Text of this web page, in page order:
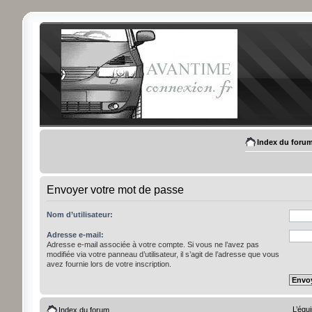
Index du
Envoyer votre mot de passe
Nom d’utilisateur:
Adresse e-mail:
Adresse e-mail associée à votre compte. Si vous ne l’avez pas
modifiée via votre panneau d’utilisateur, il s’agit de l’adresse que vous
avez fournie lors de votre inscription.
Index du forum